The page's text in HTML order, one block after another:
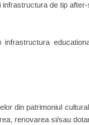
de tip
infrastructura
din patrimoniul
renovarea si/sau